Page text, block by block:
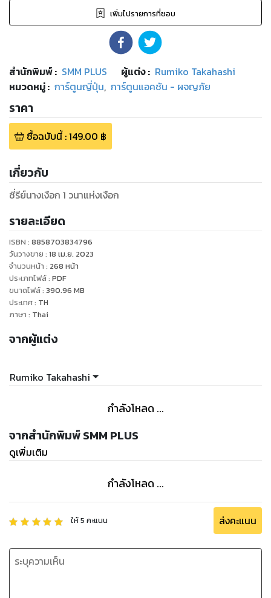
เพิ่มไปรายการที่ชอบ
สำนักพิมพ์: SMM PLUS ผู้แต่ง : Rumiko Takahashi
หมวดหมู่: การ์ตูนญี่ปุ่น, การ์ตูนแอคชัน - ผจญภัย
ราคา
ซื้อฉบับนี้:149.00 ฿
เกี่ยวกับ
ซี่รีย์นางเงือก 1 วนาแห่งเงือก
รายละเอียด
ISBN : 8858703834796
วันวางขาย : 18 เม.ย. 2023
จำนวนหน้า : 268 หน้า
ประเภทไฟล์: PDF
ขนาดไฟล์: 390.96 MB
ประเทศ: TH
ภาษา : Thai
จากผู้แต่ง
Rumiko Takahashi
กำลังโหลด ...
จากสำนักพิมพ์ SMM PLUS
ดูเพิ่มเติม
กำลังโหลด ...
ให้5 คะแนน ส่งคะแนน